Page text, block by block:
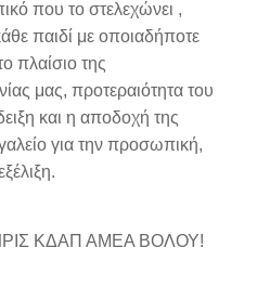
που το στελεχώνει ,
παιδί με οποιαδήποτε
πλαίσιο της
μας, προτεραιότητα του
και η αποδοχή της
για την προσωπική,
ΊΡΙΣ ΚΔΑΠ ΑΜΕΑ ΒΟΛΟΥ!